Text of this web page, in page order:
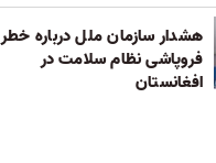
هشدار سازمان ملل درباره خطر
فروپاشی نظام سلامت در
افغانستان